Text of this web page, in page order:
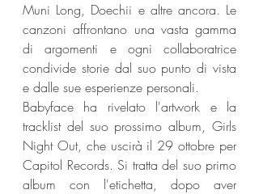
Muni Long, Doechii e altre ancora. Le
canzoni affrontano una vasta gamma
di argomenti e ogni collaboratrice
condivide storie dal suo punto di vista
e dalle sue esperienze personali.
Babyface ha rivelato l'artwork e la
tracklist del suo prossimo album, Girls
Night Out, che uscirà il 29 ottobre per
Capitol Records. Si tratta del suo primo
album con l'etichetta, dopo aver